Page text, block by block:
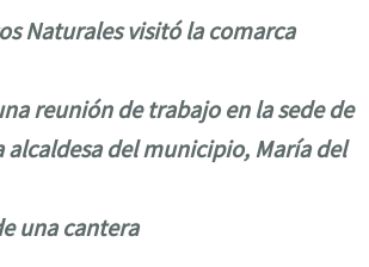
Naturales visitó la comarca
reunión de trabajo en la sede de
del municipio, María del
una cantera